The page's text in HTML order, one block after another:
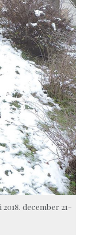
december 21-